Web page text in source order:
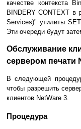
качестве контекста
BINDERY CONTEXT в
Services)" утилиты
Эти очереди будут
Обслуживание
сервером печати
В следующей
чтобы разрешить
клиентов NetWare 3.
Процедура